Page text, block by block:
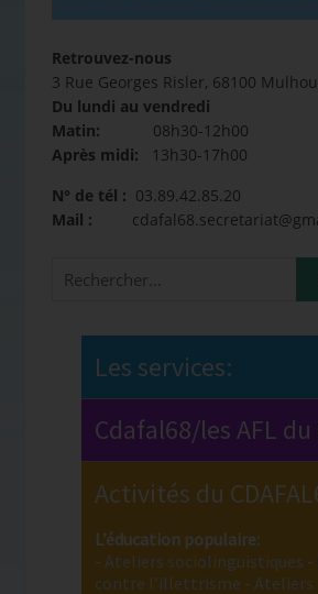
Retrouvez-nous
3 Rue Georges Risler, 68100
Du lundi au vendredi
Matin: 08h30-12h00
Après midi: 13h30-17h00
N° de tél : 03.89.42.85.20
Mail :